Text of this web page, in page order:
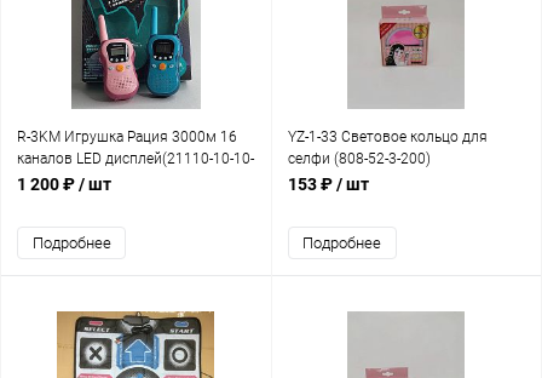
R-3KM Игрушка Рация 3000м 16
каналов LED дисплей(21110-10-10-
48)
1 200 ₽/ шт
Подробнее
YZ-1-33 Световое кольцо для
селфи (808-52-3-200)
153 ₽/ шт
Подробнее